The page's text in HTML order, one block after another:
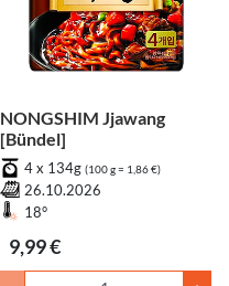
NONGSHIM Jjawang
[Bündel]
4 x 134g (100 g = 1,86 €)
26.10.2026
18°
9,99 €